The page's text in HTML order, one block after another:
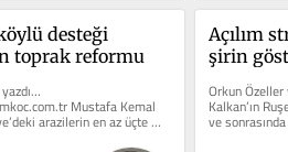
desteği
toprak reformu
yazdı…
Mustafa Kemal
arazilerin en az üçte
ve cami,...
Açılım
şirin
Orkun
Kalkan’ın
ve sonrasında